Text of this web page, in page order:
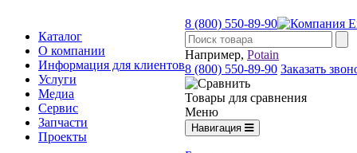
Каталог
О компании
Информация для клиентов
Услуги
Медиа
Сервис
Запчасти
Проекты
8 (800) 550-89-90
Например, Potain
8 (800) 550-89-90 Заказать
Товары для сравнения
Меню
Навигация